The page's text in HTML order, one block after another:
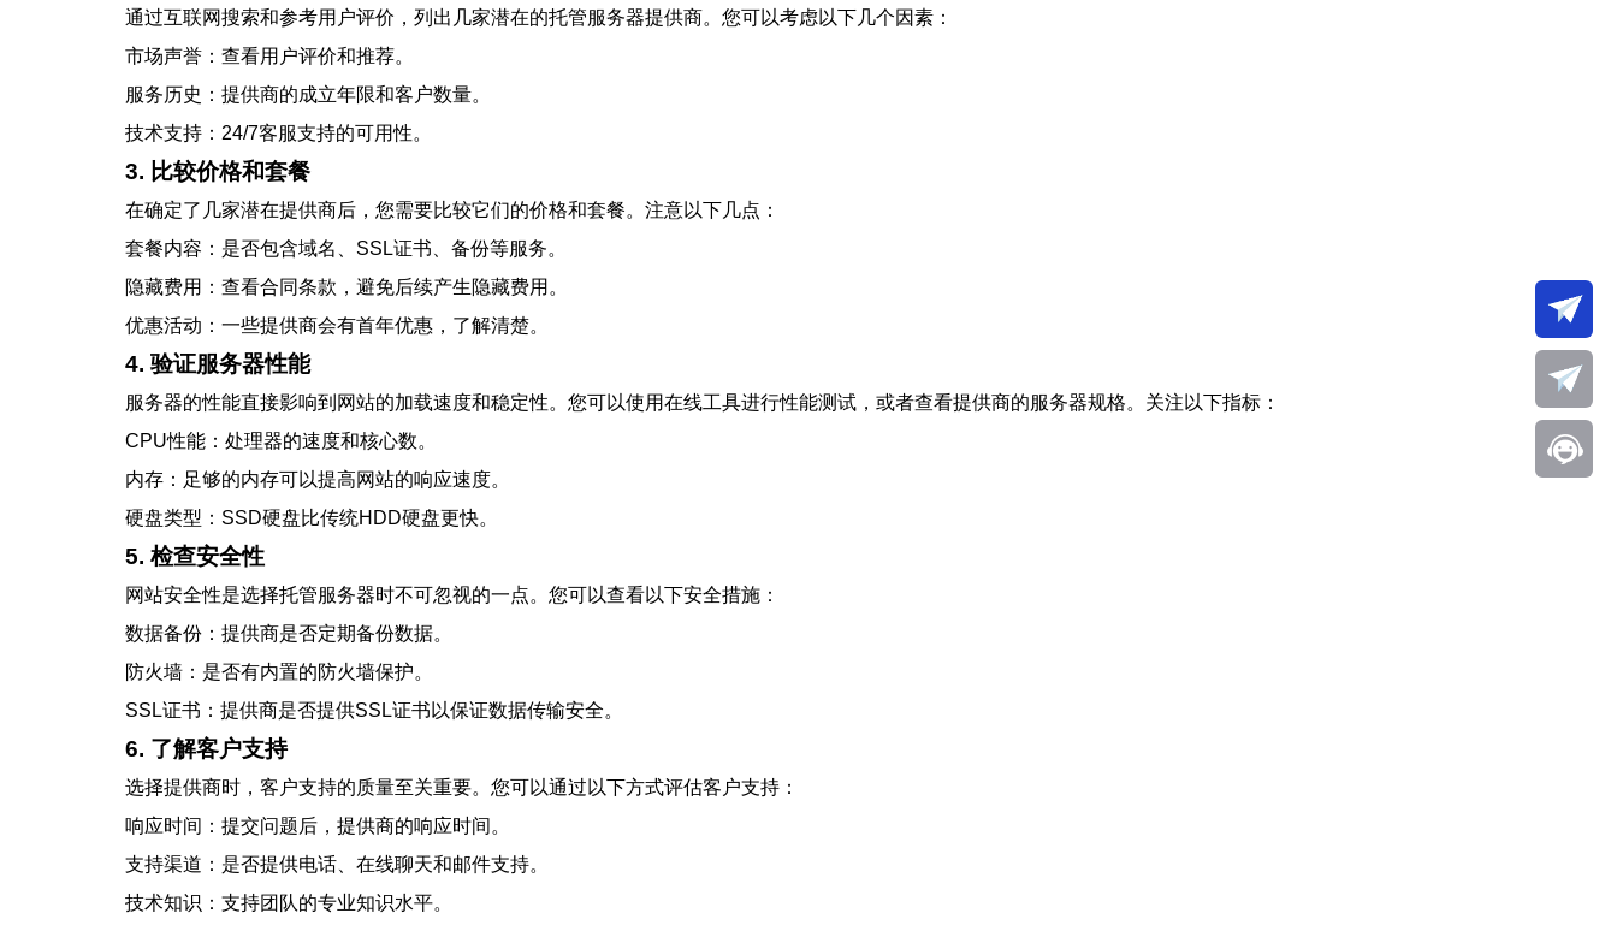
通过互联网搜索和参考用户评价，列出几家潜在的托管服务器提供商。您可以考虑以下几个因素：
市场声誉：查看用户评价和推荐。
服务历史：提供商的成立年限和客户数量。
技术支持：24/7客服支持的可用性。
3. 比较价格和套餐
在确定了几家潜在提供商后，您需要比较它们的价格和套餐。注意以下几点：
套餐内容：是否包含域名、SSL证书、备份等服务。
隐藏费用：查看合同条款，避免后续产生隐藏费用。
优惠活动：一些提供商会有首年优惠，了解清楚。
4. 验证服务器性能
服务器的性能直接影响到网站的加载速度和稳定性。您可以使用在线工具进行性能测试，或者查看提供商的服务器规格。关注以下指标：
CPU性能：处理器的速度和核心数。
内存：足够的内存可以提高网站的响应速度。
硬盘类型：SSD硬盘比传统HDD硬盘更快。
5. 检查安全性
网站安全性是选择托管服务器时不可忽视的一点。您可以查看以下安全措施：
数据备份：提供商是否定期备份数据。
防火墙：是否有内置的防火墙保护。
SSL证书：提供商是否提供SSL证书以保证数据传输安全。
6. 了解客户支持
选择提供商时，客户支持的质量至关重要。您可以通过以下方式评估客户支持：
响应时间：提交问题后，提供商的响应时间。
支持渠道：是否提供电话、在线聊天和邮件支持。
技术知识：支持团队的专业知识水平。